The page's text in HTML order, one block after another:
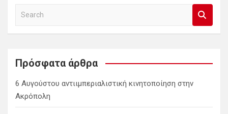
a
c
Πρόσφατα άρθρα
6 Αυγούστου αντιιμπεριαλιστική κινητοποίηση στην
Ακρόπολη